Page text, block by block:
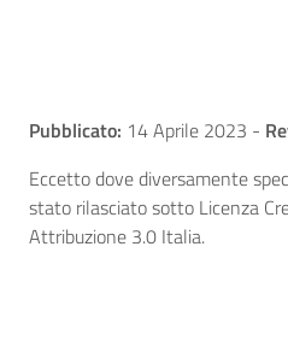
Pubblicato: 14 Aprile 2023 -
Eccetto dove diversamente
stato rilasciato sotto Licenza
Attribuzione 3.0 Italia.